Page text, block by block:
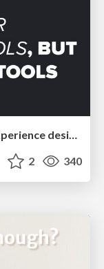
Ethics towards AI in product and experience design
2 340